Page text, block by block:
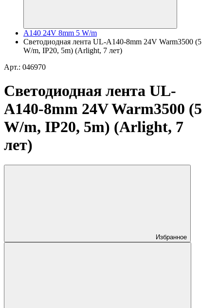
A140 24V 8mm 5 W/m
Светодиодная лента UL-A140-8mm 24V Warm3500 (5
W/m, IP20, 5m) (Arlight, 7 лет)
Арт.: 046970
Светодиодная лента UL-
A140-8mm 24V Warm3500 (5
W/m, IP20, 5m) (Arlight, 7
лет)
Избранное